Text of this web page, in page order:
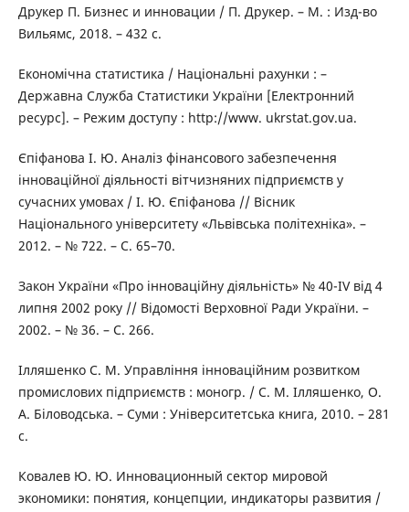
Друкер П. Бизнес и инновации / П. Друкер. – М. : Изд-во
Вильямс, 2018. – 432 с.
Економічна статистика / Національні рахунки : –
Державна Служба Статистики України [Електронний
ресурс]. – Режим доступу : http://www. ukrstat.gov.ua.
Єпіфанова І. Ю. Аналіз фінансового забезпечення
інноваційної діяльності вітчизняних підприємств у
сучасних умовах / І. Ю. Єпіфанова // Вісник
Національного університету «Львівська політехніка». –
2012. – № 722. – С. 65–70.
Закон України «Про інноваційну діяльність» № 40-IV від 4
липня 2002 року // Відомості Верховної Ради України. –
2002. – № 36. – С. 266.
Ілляшенко С. М. Управління інноваційним розвитком
промислових підприємств : моногр. / С. М. Ілляшенко, О.
А. Біловодська. – Суми : Університетська книга, 2010. – 281
c.
Ковалев Ю. Ю. Инновационный сектор мировой
экономики: понятия, концепции, индикаторы развития /